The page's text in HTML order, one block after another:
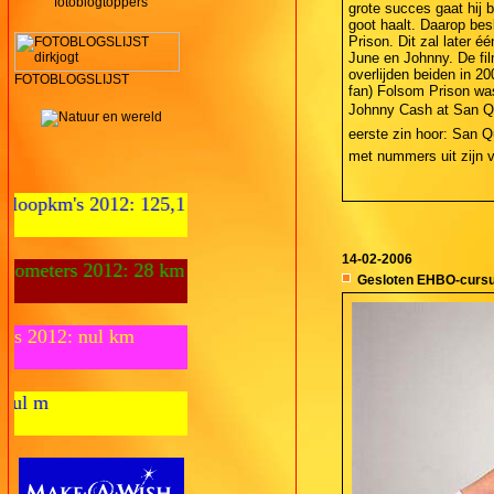
FOTOBLOGSLIJST
125,1 km
28 km
grote succes gaat hij
goot haalt. Daarop
Prison. Dit zal later
June en Johnny. De
overlijden beiden in
fan) Folsom Prison
Johnny Cash at San
eerste zin hoor: San
met nummers uit zijn
14-02-2006
Gesloten EHBO-